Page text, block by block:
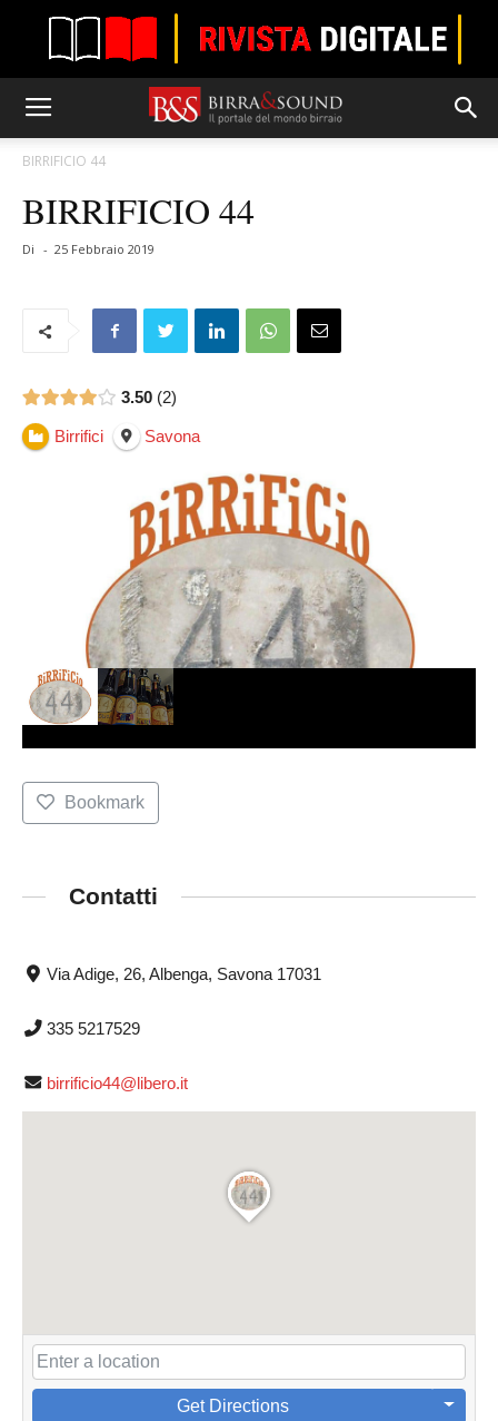
BIRRIFICIO 44
BIRRIFICIO 44
Di - 25 Febbraio 2019
3.50 2
Birrifici Savona
Bookmark
Contatti
Via Adige, 26, Albenga, Savona 17031
335 5217529
birrificio44@libero.it
Get Directions